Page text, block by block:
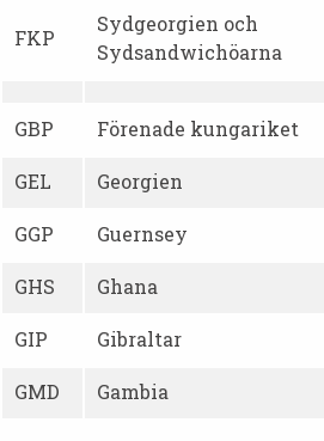
FKP
Sydgeorgien och
Sydsandwichöarna
GBP Förenade kungariket
GEL Georgien
GGP Guernsey
GHS Ghana
GIP Gibraltar
GMD Gambia